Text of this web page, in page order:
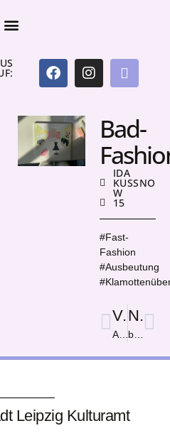
Bad-
IDA
KUSSNOW
15
#Fast-
Fashion
#Ausbeutung
Vorige
Anders? Nein alle gleich!
Nächster
bäume erleben viel
Leipzig Kulturamt